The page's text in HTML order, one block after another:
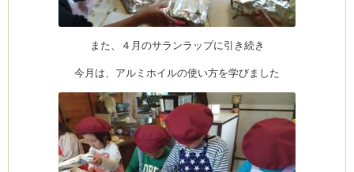
また、４月のサランラップに引き続き
今月は、アルミホイルの使い方を学びました